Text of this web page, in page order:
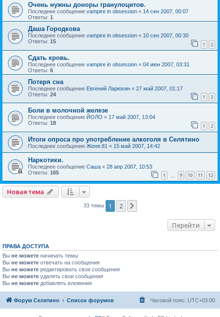
Очень нужны доноры гранулоцитов.
Последнее сообщение vampire in obsession « 14 сен 2007, 00:07
Ответы: 1
Даша Городкова
Последнее сообщение vampire in obsession « 10 сен 2007, 00:30
Ответы: 15 1 2
Сдать кровь.
Последнее сообщение vampire in obsession « 04 июн 2007, 03:31
Ответы: 6
Потеря сна
Последнее сообщение Евгений Ларюхин « 27 май 2007, 01:17
Ответы: 24 1 2
Боли в молочной железе
Последнее сообщение ЙОЛО « 17 май 2007, 13:04
Ответы: 18 1 2
Итоги опроса про употребление алкоголя в Селятино
Последнее сообщение Женя.81 « 15 май 2007, 14:42
Наркотики.
Последнее сообщение Саша « 28 апр 2007, 10:53
Ответы: 165 1 9 10 11 12
Новая тема
33 темы 1 2
Перейти
ПРАВА ДОСТУПА
Вы не можете начинать темы
Вы не можете отвечать на сообщения
Вы не можете редактировать свои сообщения
Вы не можете удалять свои сообщения
Вы не можете добавлять вложения
Форум Селятино Список форумов Часовой пояс: UTC+03:00